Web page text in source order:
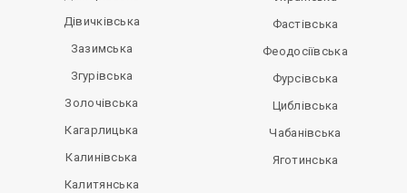
Дівичківська
Зазимська
Згурівська
Золочівська
Кагарлицька
Калинівська
Калитянська
Фастівська
Феодосіївська
Фурсівська
Циблівська
Чабанівська
Яготинська